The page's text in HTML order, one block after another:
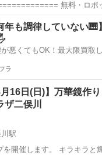
無料・ロボ
ここは、瀬谷駅から徒
ングとものづくりのため...
瀬谷駅 ワークショップ
年も調律していない🎹
悪くてもOK！最大限買取
ラ
月16日(日)】万華鏡作
ザ二俣川
駅
を開催します。 キラキラと